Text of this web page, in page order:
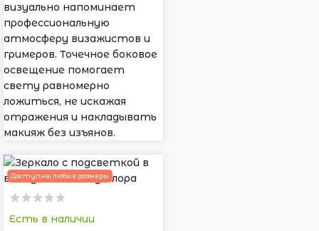
визуально напоминает
профессиональную
атмосферу визажистов и
гримеров. Точечное боковое
освещение помогает
свету равномерно
ложиться, не искажая
отражения и накладывать
макияж без изъянов.
Доступны любые размеры
Есть в наличии